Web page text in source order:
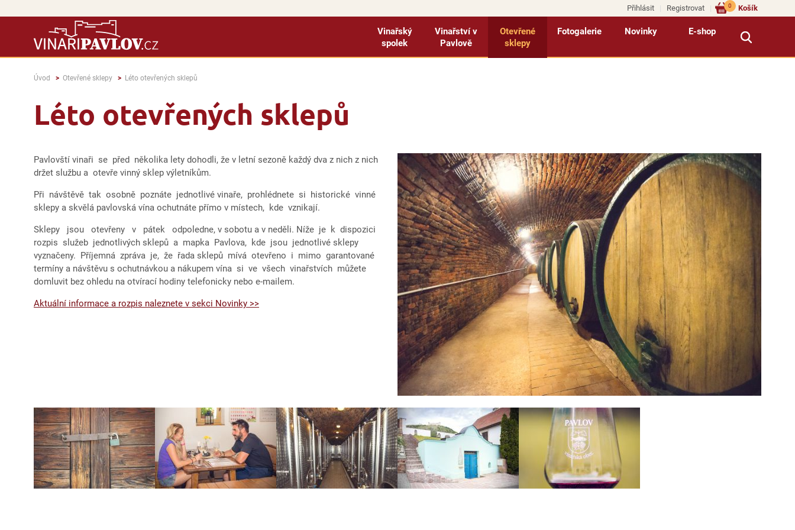
Přihlásit Registrovat Košík
0
Vinařský
spolek
Vinařství v
Pavlově
Otevřené
sklepy
Fotogalerie Novinky E-shop
Úvod Otevřené sklepy Léto otevřených sklepů
Léto otevřených sklepů
Pavlovští vinaři se před několika lety dohodli, že v letní sezoně každý dva z nich z nich
držet službu a otevře vinný sklep výletníkům.
Při návštěvě tak osobně poznáte jednotlivé vinaře, prohlédnete si historické vinné
sklepy a skvělá pavlovská vína ochutnáte přímo v místech, kde vznikají.
Sklepy jsou otevřeny v pátek odpoledne, v sobotu a v neděli. Níže je k dispozici
rozpis služeb jednotlivých sklepů a mapka Pavlova, kde jsou jednotlivé sklepy
vyznačeny. Příjemná zpráva je, že řada sklepů mívá otevřeno i mimo garantované
termíny a návštěvu s ochutnávkou a nákupem vína si ve všech vinařstvích můžete
domluvit bez ohledu na otvírací hodiny telefonicky nebo e-mailem.
Aktuální informace a rozpis naleznete v sekci Novinky >>